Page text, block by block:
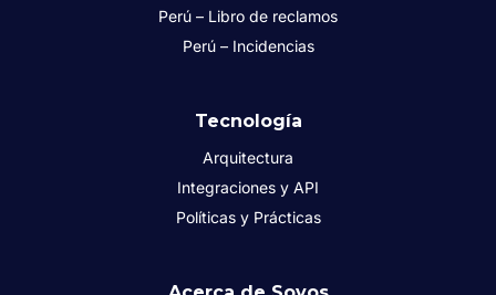
Perú – Libro de reclamos
Perú – Incidencias
Tecnología
Arquitectura
Integraciones y API
Políticas y Prácticas